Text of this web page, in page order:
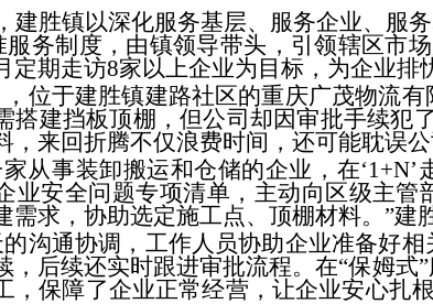
建胜镇以深化服务基层、服务企业、服
服务制度，由镇领导带头，引领辖区市
定期走访8家以上企业为目标，为企业排
位于建胜镇建路社区的重庆广茂物流
搭建挡板顶棚，但公司却因审批手续犯
，来回折腾不仅浪费时间，还可能耽误
家从事装卸搬运和仓储的企业，在
业安全问题专项清单，主动向区级主
需求，协助选定施工点、顶棚材料。”建
沟通协调，工作人员协助企业准备好
，后续还实时跟进审批流程。在“保姆式
，保障了企业正常经营，让企业安心扎